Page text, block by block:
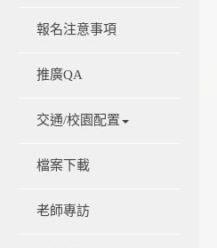
報名注意事項
推廣QA
交通/校園配置
檔案下載
老師專訪